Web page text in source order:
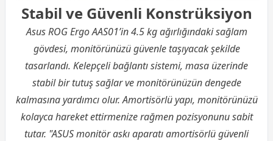
Stabil ve Güvenli Konstrüksiyon
Asus ROG Ergo AAS01’in 4.5 kg ağırlığındaki sağlam
gövdesi, monitörünüzü güvenle taşıyacak şekilde
tasarlandı. Kelepçeli bağlantı sistemi, masa üzerinde
stabil bir tutuş sağlar ve monitörünüzün dengede
kalmasına yardımcı olur. Amortisörlü yapı, monitörünüzü
kolayca hareket ettirmenize rağmen pozisyonunu sabit
tutar. "ASUS monitör askı aparatı amortisörlü güvenli